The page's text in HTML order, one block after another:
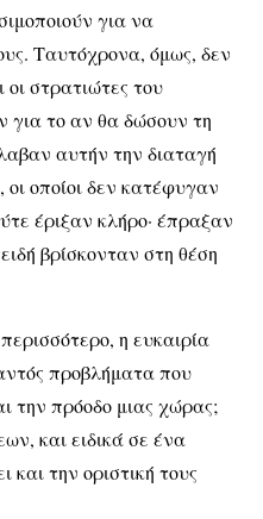
για να
Ταυτόχρονα, όμως, δεν
οι στρατιώτες του
για το αν θα δώσουν τη
αυτήν την διαταγή
οποίοι δεν κατέφυγαν
έριξαν κλήρο· έπραξαν
βρίσκονταν στη θέση
η ευκαιρία
προβλήματα που
την πρόοδο μιας χώρας;
και ειδικά σε ένα
την οριστική τους